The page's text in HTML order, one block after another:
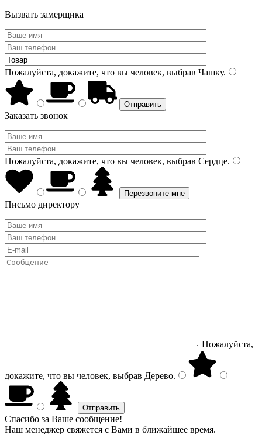
Вызвать замерщика
Пожалуйста, докажите, что вы человек, выбрав Чашку.
Заказать звонок
Пожалуйста, докажите, что вы человек, выбрав Сердце.
Письмо директору
Пожалуйста,
докажите, что вы человек, выбрав Дерево.
Спасибо за Ваше сообщение!
Наш менеджер свяжется с Вами в ближайшее время.